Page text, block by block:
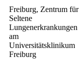
Freiburg, Zentrum für
Seltene
Lungenerkrankungen
am
Universitätsklinikum
Freiburg